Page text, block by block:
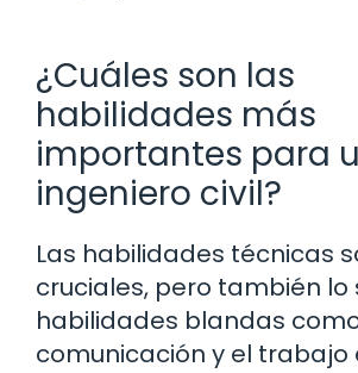
¿Cuáles son las
habilidades más
importantes para
ingeniero civil?
Las habilidades técnicas
cruciales, pero también lo
habilidades blandas
comunicación y el trabajo